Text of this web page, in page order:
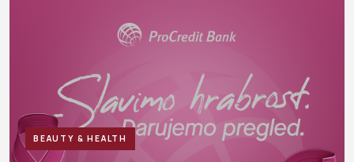
BEAUTY & HEALTH